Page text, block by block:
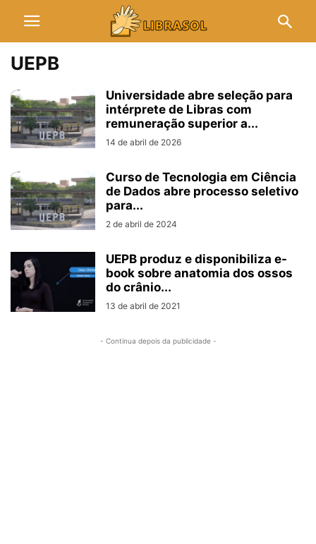
UEPB
Universidade abre seleção para
intérprete de Libras com
remuneração superior a...
14 de abril de 2026
Curso de Tecnologia em Ciência
de Dados abre processo seletivo
para...
2 de abril de 2024
UEPB produz e disponibiliza e-
book sobre anatomia dos ossos
do crânio...
13 de abril de 2021
- Continua depois da publicidade -